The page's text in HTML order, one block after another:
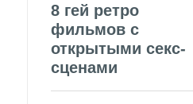
8 гей ретро
фильмов с
открытыми секс-
сценами